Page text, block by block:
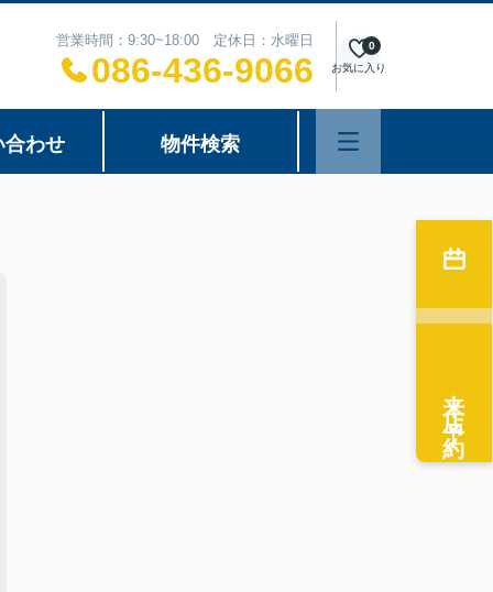
営業時間：9:30~18:00 定休日：水曜日
086-436-9066 お気に入り
0
合わせ 物件検索
来店予約